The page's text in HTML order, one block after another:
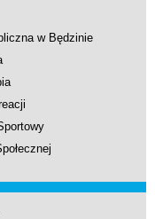
w Będzinie